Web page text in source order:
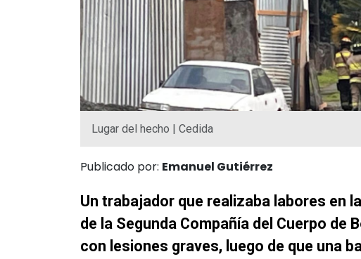
Lugar del hecho | Cedida
Publicado por: Emanuel Gutiérrez
Un trabajador que realizaba labores en
de la Segunda Compañía del Cuerpo de
con lesiones graves, luego de que una